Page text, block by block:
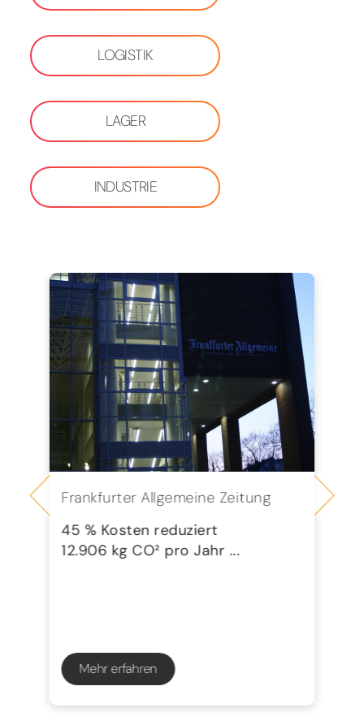
LOGISTIK
LAGER
INDUSTRIE
Frankfurter Allgemeine Zeitung
45 % Kosten reduziert
12.906 kg CO² pro Jahr ...
Mehr erfahren